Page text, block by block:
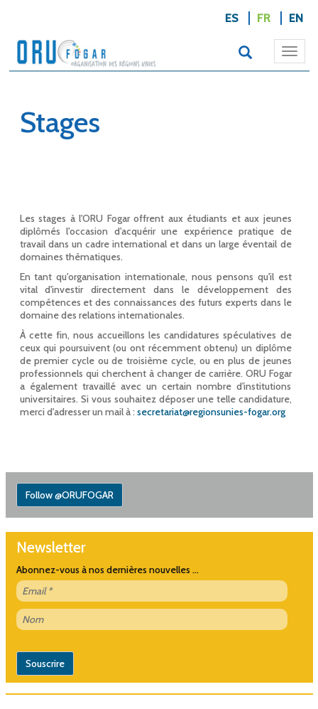
ES FR EN
Stages
Les stages à l'ORU Fogar offrent aux étudiants et aux jeunes
diplômés l'occasion d'acquérir une expérience pratique de
travail dans un cadre international et dans un large éventail de
domaines thématiques.
En tant qu'organisation internationale, nous pensons qu'il est
vital d'investir directement dans le développement des
compétences et des connaissances des futurs experts dans le
domaine des relations internationales.
À cette fin, nous accueillons les candidatures spéculatives de
ceux qui poursuivent (ou ont récemment obtenu) un diplôme
de premier cycle ou de troisième cycle, ou en plus de jeunes
professionnels qui cherchent à changer de carrière. ORU Fogar
a également travaillé avec un certain nombre d'institutions
universitaires. Si vous souhaitez déposer une telle candidature,
merci d'adresser un mail à : secretariat@regionsunies-fogar.org
Follow @ORUFOGAR
Newsletter
Abonnez-vous à nos dernières nouvelles ...